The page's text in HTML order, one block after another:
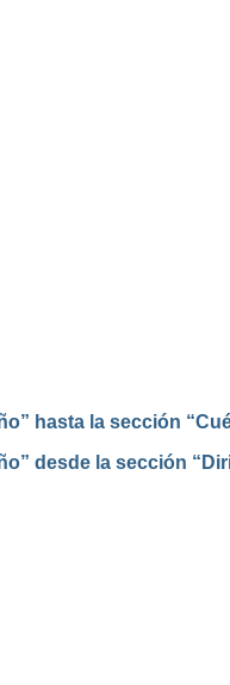
hasta la sección
desde la sección